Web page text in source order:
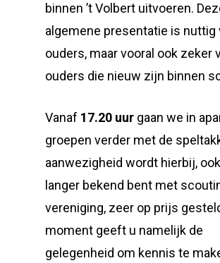
binnen ’t Volbert uitvoeren.
algemene presentatie is nuttig
ouders, maar vooral ook zeker
ouders die nieuw zijn binnen
Vanaf 17.20 uur gaan we in
groepen verder met de
aanwezigheid wordt hierbij, ook
langer bekend bent met
vereniging, zeer op prijs
moment geeft u namelijk de
gelegenheid om kennis te